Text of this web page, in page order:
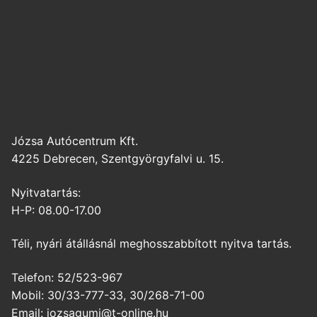
Józsa Autócentrum Kft.
4225 Debrecen, Szentgyörgyfalvi u. 15.
Nyitvatartás:
H-P: 08.00-17.00
Téli, nyári átállásnál meghosszabbított nyitva tartás.
Telefon: 52/523-967
Mobil: 30/33-777-33, 30/268-71-00
Email: jozsagumi@t-online.hu